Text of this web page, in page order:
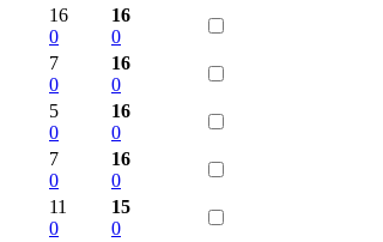
16
0
16
0
7
0
16
0
5
0
16
0
7
0
16
0
11
0
15
0